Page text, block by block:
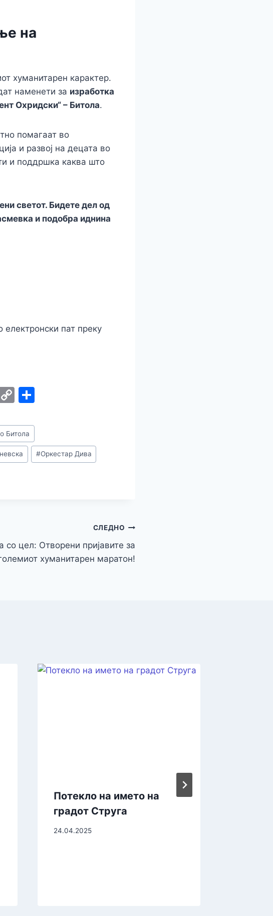
на
хуманитарен карактер.
наменети за изработка
Охридски“ – Битола.
помагаат во
и развој на децата во
и поддршка каква што
светот. Бидете дел од
и подобра иднина
пат преку
l
C
p
y
Li
e
Битола
#Оркестар Дива
СЛЕДНО
со цел: Отворени пријавите за
хуманитарен маратон!
Потекло на името на
градот Струга
24.04.2025